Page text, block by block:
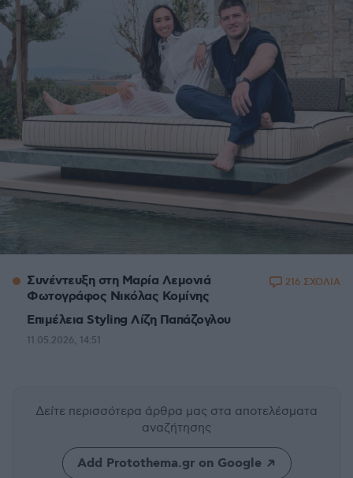
Συνέντευξη στη Μαρία Λεμονιά
Φωτογράφος Νικόλας Κομίνης
Επιμέλεια Styling Λίζη Παπάζογλου
11.05.2026, 14:51
216 ΣΧΟΛΙΑ
Δείτε περισσότερα άρθρα μας στα αποτελέσματα
αναζήτησης
Add Protothema.gr on Google